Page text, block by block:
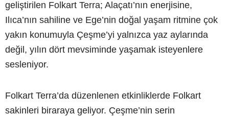
geliştirilen Folkart Terra; Alaçatı’nın enerjisine,
Ilıca’nın sahiline ve Ege’nin doğal yaşam ritmine çok
yakın konumuyla Çeşme’yi yalnızca yaz aylarında
değil, yılın dört mevsiminde yaşamak isteyenlere
sesleniyor.
Folkart Terra’da düzenlenen etkinliklerde Folkart
sakinleri biraraya geliyor. Çeşme’nin serin